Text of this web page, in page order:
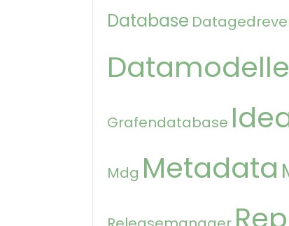
Database
Grafendatabase
Mdg Metadata